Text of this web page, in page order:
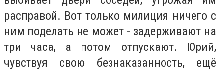
расправой. Вот только милиция ничего с
ним поделать не может - задерживают на
три часа, а потом отпускают. Юрий,
чувствуя свою безнаказанность, ещё